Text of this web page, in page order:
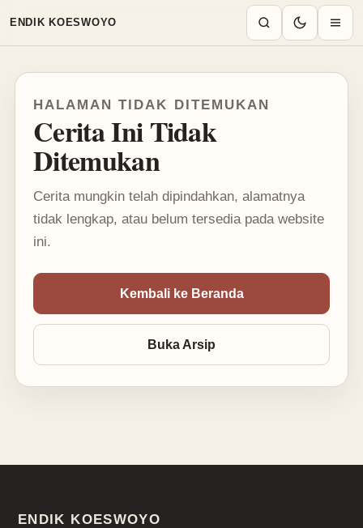
ENDIK KOESWOYO
HALAMAN TIDAK DITEMUKAN
Cerita Ini Tidak
Ditemukan
Cerita mungkin telah dipindahkan, alamatnya
tidak lengkap, atau belum tersedia pada website
ini.
Kembali ke Beranda
Buka Arsip
ENDIK KOESWOYO